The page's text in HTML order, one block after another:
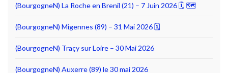
(BourgogneN) La Roche en Brenil (21) – 7 Juin 2026 🗓 🗺
(BourgogneN) Migennes (89) – 31 Mai 2026 🗓
(BourgogneN) Traçy sur Loire – 30 Mai 2026
(BourgogneN) Auxerre (89) le 30 mai 2026